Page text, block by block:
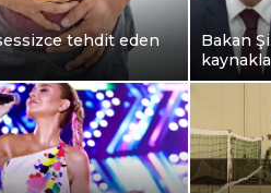
tehdit eden
Bakan